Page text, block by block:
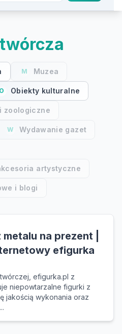
M Muzea
O Obiekty kulturalne
zoologiczne
W Wydawanie gazet
artystyczne
i blogi
metalu na prezent |
efigurka
efigurka.pl z
niepowtarzalne figurki z
jakością wykonania oraz